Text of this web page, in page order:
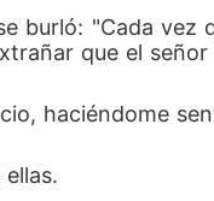
burló: "Cada vez
que el
haciéndome